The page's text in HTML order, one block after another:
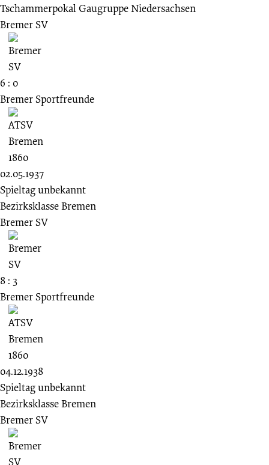
Tschammerpokal Gaugruppe Niedersachsen
Bremer SV
6 : 0
Bremer Sportfreunde
02.05.1937
Spieltag unbekannt
Bezirksklasse Bremen
Bremer SV
8 : 3
Bremer Sportfreunde
04.12.1938
Spieltag unbekannt
Bezirksklasse Bremen
Bremer SV